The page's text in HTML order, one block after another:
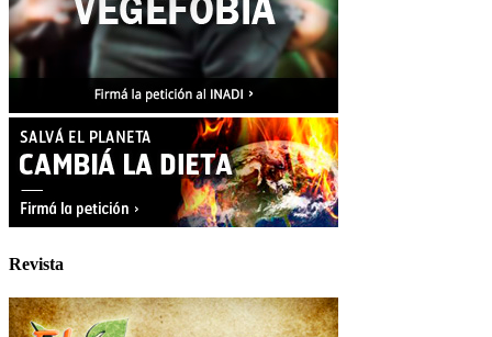
Revista